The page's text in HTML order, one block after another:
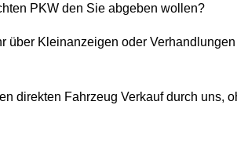
PKW den Sie abgeben wollen?
über Kleinanzeigen oder
direkten Fahrzeug Verkauf durch uns,